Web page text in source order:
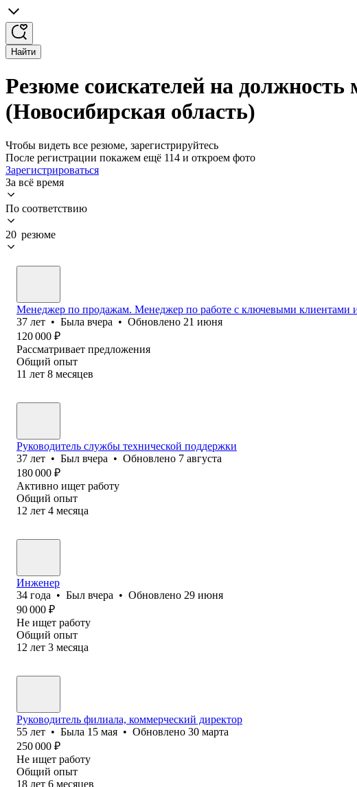
Найти
Резюме соискателей на должность
(Новосибирская область)
Чтобы видеть все резюме, зарегистрируйтесь
После регистрации покажем ещё 114 и откроем фото
Зарегистрироваться
За всё время
По соответствию
20 резюме
Менеджер по продажам. Менеджер по работе с ключевыми клиентами
37 лет • Была вчера • Обновлено 21 июня
120 000 ₽
Рассматривает предложения
Общий опыт
11 лет 8 месяцев
Руководитель службы технической поддержки
37 лет • Был вчера • Обновлено 7 августа
180 000 ₽
Активно ищет работу
Общий опыт
12 лет 4 месяца
Инженер
34 года • Был вчера • Обновлено 29 июня
90 000 ₽
Не ищет работу
Общий опыт
12 лет 3 месяца
Руководитель филиала, коммерческий директор
55 лет • Была 15 мая • Обновлено 30 марта
250 000 ₽
Не ищет работу
Общий опыт
18 лет 6 месяцев